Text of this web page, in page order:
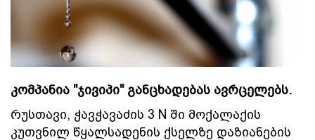
კომპანია "ჯივიპი" განცხადებას ავრცელებს.
რუსთავი, ჭავჭავაძის 3 N ში მოქალაქის
კუთვნილ წყალსადენის ქსელზე დაზიანების